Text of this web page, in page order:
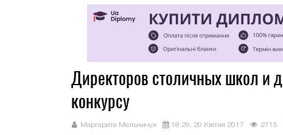
Директоров столичных школ и
конкурсу
Маргарита Мельничук 18:29, 20 Квітня 2017 2715